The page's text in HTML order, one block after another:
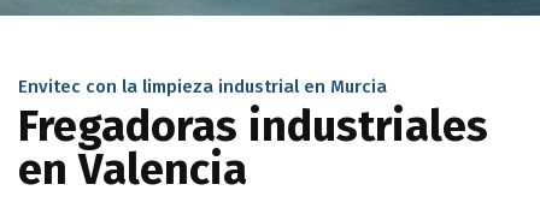
Envitec con la limpieza industrial en Murcia
Fregadoras industriales
en Valencia